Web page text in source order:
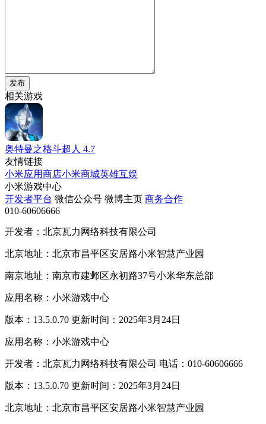
发布
相关游戏
奥特曼之格斗超人 4.7
友情链接
小米应用商店小米商城英雄互娱
小米游戏中心
开发者平台 微信公众号 微博主页 商务合作
010-60606666
开发者：北京瓦力网络科技有限公司
北京地址：北京市昌平区安居路小米智慧产业园
南京地址：南京市建邺区永初路37号小米华东总部
应用名称：小米游戏中心
版本：13.5.0.70 更新时间：2025年3月24日
应用名称：小米游戏中心
开发者：北京瓦力网络科技有限公司 电话：010-60606666
版本：13.5.0.70 更新时间：2025年3月24日
北京地址：北京市昌平区安居路小米智慧产业园